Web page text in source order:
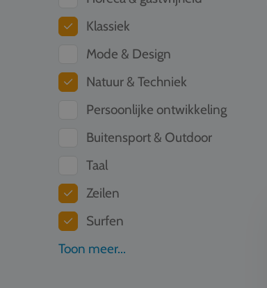
Klassiek
Mode & Design
Natuur & Techniek
Persoonlijke ontwikkeling
Buitensport & Outdoor
Taal
Zeilen
Surfen
Toon meer...